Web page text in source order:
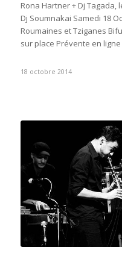
Rona Hartner + Dj Tagada,
Dj Soumnakai Samedi 18
Roumaines et Tziganes
sur place Prévente en
18 octobre 2014